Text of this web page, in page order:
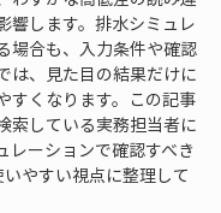
響します。排水シミュレ
場合も、入力条件や確認
は、見た目の結果だけに
すくなります。この記事
索している実務担当者に
レーションで確認すべき
やすい視点に整理して